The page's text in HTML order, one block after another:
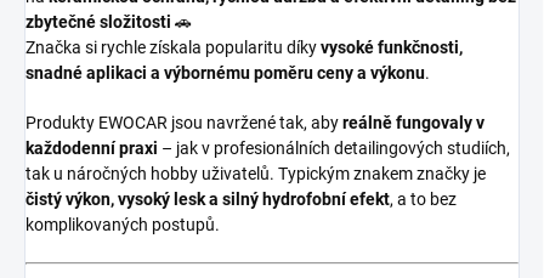
zbytečné složitosti 🚗
Značka si rychle získala popularitu díkyvysoké funkčnosti,
snadné aplikaci a výbornému poměru ceny a výkonu.
Produkty EWOCAR jsou navržené tak, abyreálně fungovaly v
každodenní praxi – jak v profesionálních detailingových studiích,
tak u náročných hobby uživatelů. Typickým znakem značky je
čistý výkon, vysoký lesk a silný hydrofobní efekt, a to bez
komplikovaných postupů.